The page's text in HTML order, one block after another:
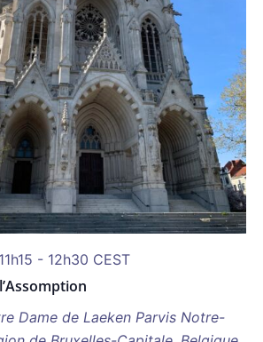
- 12h30 CEST
Dame de Laeken Parvis Notre-